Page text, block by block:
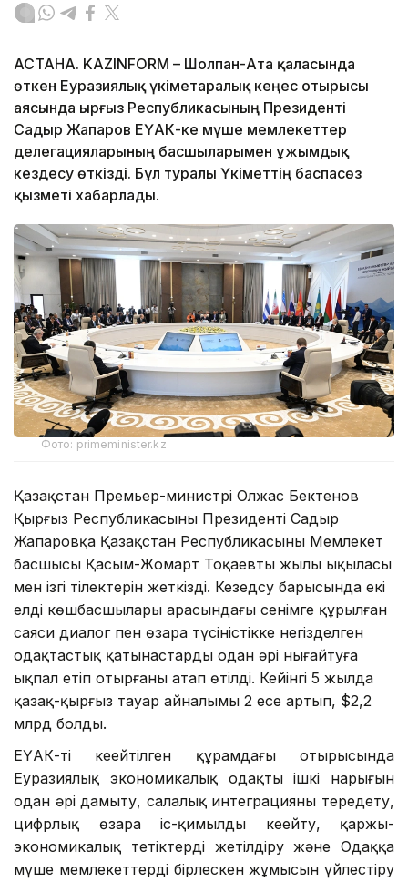
АСТАНА. KAZINFORM – Шолпан-Ата қаласында
өткен Еуразиялық үкіметаралық кеңес отырысы
аясында Қырғыз Республикасының Президенті
Садыр Жапаров ЕҮАК-ке мүше мемлекеттер
делегацияларының басшыларымен ұжымдық
кездесу өткізді. Бұл туралы Үкіметтің баспасөз
қызметі хабарлады.
Фото: primeminister.kz
Қазақстан Премьер-министрі Олжас Бектенов
Қырғыз Республикасының Президенті Садыр
Жапаровқа Қазақстан Республикасының Мемлекет
басшысы Қасым-Жомарт Тоқаевтың жылы ықыласы
мен ізгі тілектерін жеткізді. Кезедсу барысында екі
елдің көшбасшылары арасындағы сенімге құрылған
саяси диалог пен өзара түсіністікке негізделген
одақтастық қатынастарды одан әрі нығайтуға
ықпал етіп отырғаны атап өтілді. Кейінгі 5 жылда
қазақ-қырғыз тауар айналымы 2 есе артып, $2,2
млрд болды.
ЕҮАК-тің кеңейтілген құрамдағы отырысында
Еуразиялық экономикалық одақтың ішкі нарығын
одан әрі дамыту, салалық интеграцияны тереңдету,
цифрлық өзара іс-қимылды кеңейту, қаржы-
экономикалық тетіктерді жетілдіру және Одаққа
мүше мемлекеттердің бірлескен жұмысын үйлестіру